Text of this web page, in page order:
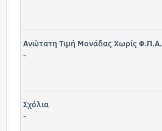
Ανώτατη Τιμή Μονάδας Χωρίς Φ.Π.Α.
-
Σχόλια
-